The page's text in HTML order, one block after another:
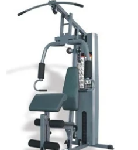
Scaune auto 15 kg +
Inaltatoare auto copii
Scaune auto ISOFIX
Accesorii scaune auto
Scaune de masa
Camera copilului
Patuturi din lemn
Patuturi lemn pana la 120 x 60 cm
Patuturi lemn 140 x 70 cm